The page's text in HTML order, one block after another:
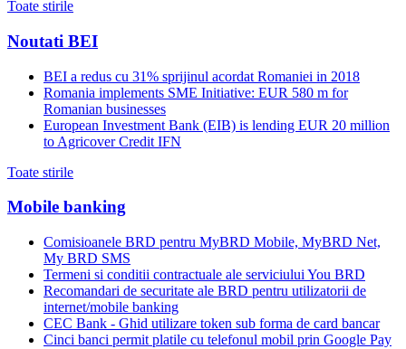
Toate stirile
Noutati BEI
BEI a redus cu 31% sprijinul acordat Romaniei in 2018
Romania implements SME Initiative: EUR 580 m for
Romanian businesses
European Investment Bank (EIB) is lending EUR 20 million
to Agricover Credit IFN
Toate stirile
Mobile banking
Comisioanele BRD pentru MyBRD Mobile, MyBRD Net,
My BRD SMS
Termeni si conditii contractuale ale serviciului You BRD
Recomandari de securitate ale BRD pentru utilizatorii de
internet/mobile banking
CEC Bank - Ghid utilizare token sub forma de card bancar
Cinci banci permit platile cu telefonul mobil prin Google Pay